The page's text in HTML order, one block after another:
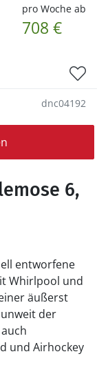
pro Woche ab
708 €
dnc04192
6,
entworfene
Whirlpool und
äußerst
der
und Airhockey